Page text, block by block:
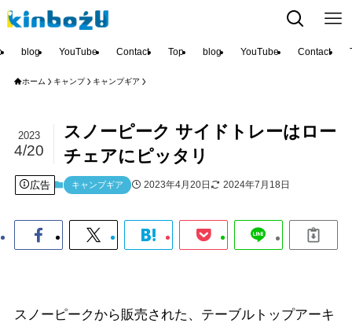
blog YouTube Contact Top blog YouTube Contact
ホーム キャンプ キャンプギア
スノーピーク サイドトレーはロー
チェアにピッタリ
2023
4/20
広告 キャンプギア 2023年4月20日 2024年7月18日
スノーピークから販売された、テーブルトップアーキ